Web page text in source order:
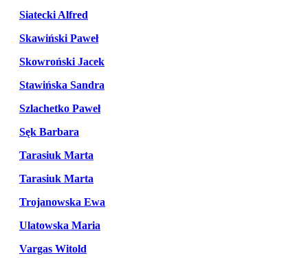
Siatecki Alfred
Skawiński Paweł
Skowroński Jacek
Stawińska Sandra
Szlachetko Paweł
Sęk Barbara
Tarasiuk Marta
Tarasiuk Marta
Trojanowska Ewa
Ulatowska Maria
Vargas Witold